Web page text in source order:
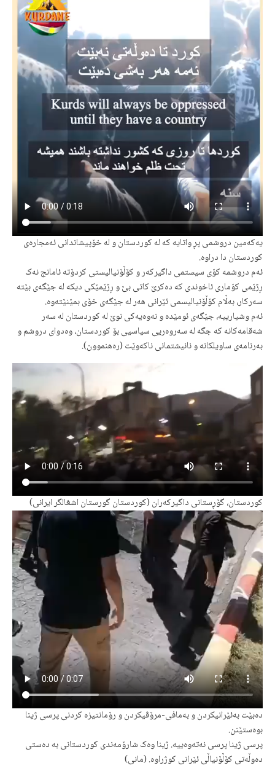
یەکەمین دروشمی پڕ واتایە کە لە کوردستان و لە خۆپیشاندانی ئەمجارەی
کوردستان دا دراوە.
ئەم دروشمە کۆی سیستمی داگیرکەر و کۆڵۆنیالیستی کردۆتە ئامانج نەک
ڕژێمی کۆماری ئاخوندی کە دەکرێ کاتی بێ و ڕژێمێکی دیکە لە جێگەی بێتە
سەرکار، بەڵام کۆڵۆنیالیسمی ئێرانی هەر لە جێگەی خۆی بمێنێتەوە.
ئەم وشیارییە، جێگەی ئومێدە و نەوەیەکی نوێ لە کوردستان لە سەر
شەقامەکانە کە جگە لە سەروەریی سیاسیی بۆ کوردستان، وەدوای دروشم و
بەرنامەی ساویلکانە و نانیشتمانی ناکەوێت (رەهنموون).
کوردستان، گۆڕستانی داگیرکەران (کوردستان گورستان اشغالگر ایرانی)
دەبێت بەئێرانیکردن و بەمافی-مرۆڤیکردن و رۆمانتیزە کردنی پرسی ژینا
بوەستێنن.
پرسی ژینا پرسی نەتەوەییە. ژینا وەک شارۆمەندی کوردستانی بە دەستی
دەوڵەتی کۆڵۆنیاڵی ئێرانی کوژراوە. (مانی)